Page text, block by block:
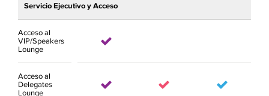
Servicio Ejecutivo y Acceso
Acceso al
VIP/Speakers
Lounge
Acceso al
Delegates
Lounge